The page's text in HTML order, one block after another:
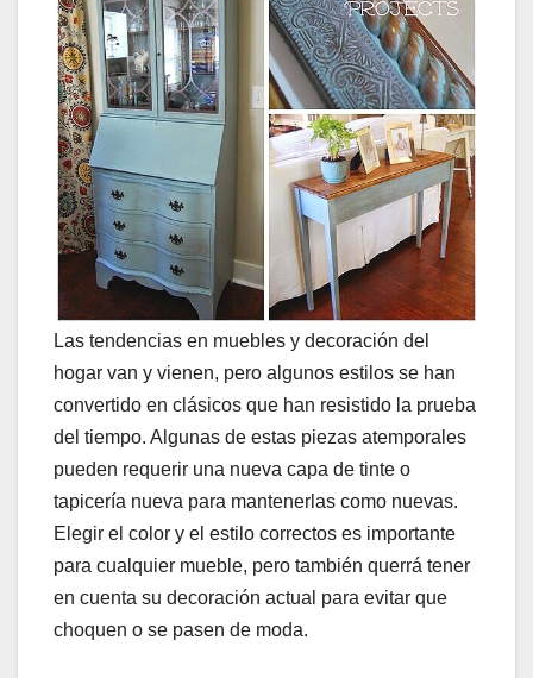
Las tendencias en muebles y decoración del
hogar van y vienen, pero algunos estilos se han
convertido en clásicos que han resistido la prueba
del tiempo. Algunas de estas piezas atemporales
pueden requerir una nueva capa de tinte o
tapicería nueva para mantenerlas como nuevas.
Elegir el color y el estilo correctos es importante
para cualquier mueble, pero también querrá tener
en cuenta su decoración actual para evitar que
choquen o se pasen de moda.